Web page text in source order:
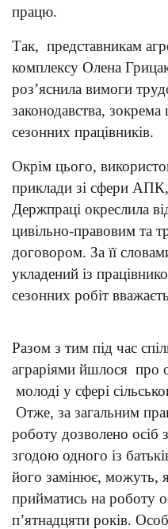
працю.
Так, представникам
комплексу Олена
роз’яснила вимоги
законодавства,
сезонних працівників.
Окрім цього,
приклади зі сфери
Держпраці окреслила
цивільно-правовим та
договором. За її
укладений із
сезонних робіт
Разом з тим під час
аграріями йшлося про
молоді у сфері
Отже, за загальним
роботу дозволено осіб
згодою одного із
його замінює, можуть,
прийматись на роботу
п’ятнадцяти років.